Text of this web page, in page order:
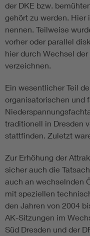
der DKE bzw.
gehört zu werden. Hier
nennen. Teilweise
vorher oder parallel
hier durch Wechsel
verzeichnen.
Ein wesentlicher Teil
organisatorischen und
traditionell in Dresden
stattfinden. Zuletzt
Zur Erhöhung der
sicher auch die
auch an wechselnden
mit speziellen
den Jahren von 2004
AK-Sitzungen im
Süd Dresden und der